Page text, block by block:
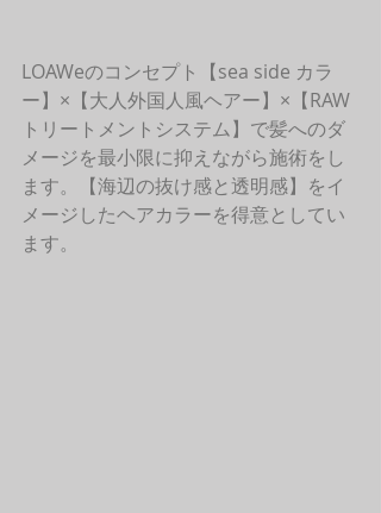
LOAWeのコンセプト【sea side カラ
ー】×【大人外国人風ヘアー】×【RAW
トリートメントシステム】で髪へのダ
メージを最小限に抑えながら施術をし
ます。【海辺の抜け感と透明感】をイ
メージしたヘアカラーを得意としてい
ます。